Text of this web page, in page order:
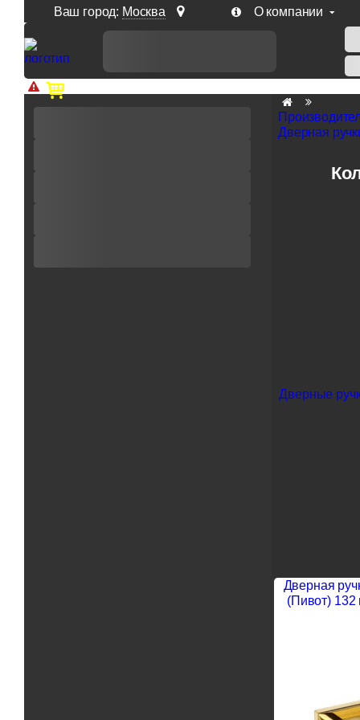
Ваш город: Москва О компании
Доп. скидка от цен на сайте 7% при заказе от 50
Дверная
Дверные
Дверная
(Пивот) 132